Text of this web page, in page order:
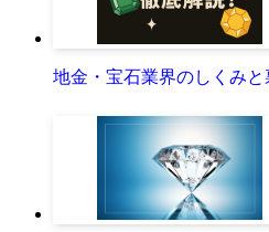
地金・宝石業界のしくみと